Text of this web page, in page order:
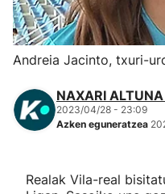
Herri-kirolak
Eskubaloia
Kirolak 360
Andreia Jacinto, txuri-
NAXARI
2023/04/28 - 23:09
Azken eguneratzea
Realak Vila-real